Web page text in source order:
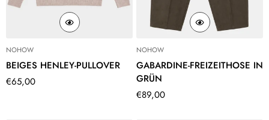
NOHOW
BEIGES HENLEY-PULLOVER
Translation
€65,00
NOHOW
GABARDINE-FREIZEITHOSE IN
GRÜN
Translation
€89,00